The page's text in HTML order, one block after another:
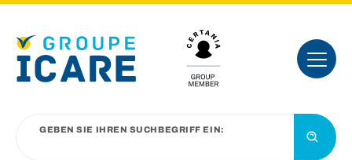
GEBEN SIE IHREN SUCHBEGRIFF EIN: